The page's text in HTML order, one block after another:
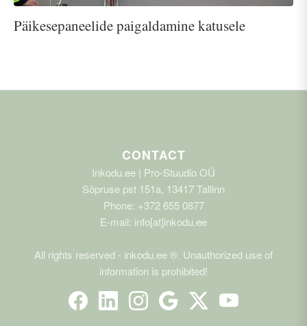
Päikesepaneelide paigaldamine katusele
CONTACT
Inkodu.ee | Pro-Stuudio OÜ
Sõpruse pst 151a, 13417 Tallinn
Phone: +372 655 0877
E-mail: info[at]inkodu.ee
All rights reserved - inkodu.ee ®. Unauthorized use of
information is prohibited!